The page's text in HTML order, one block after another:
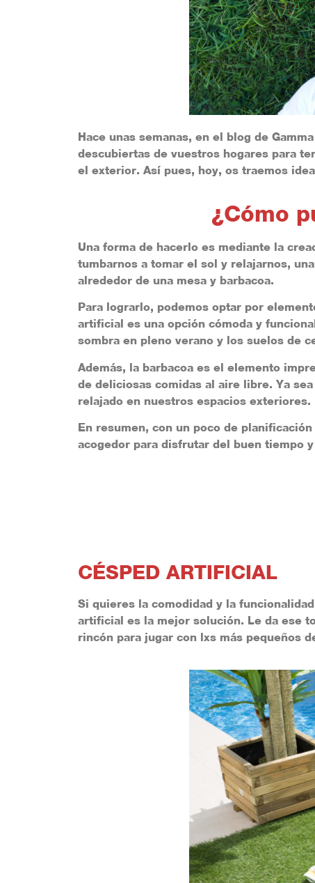
Hace unas semanas, en el blog de Gamma
descubiertas de vuestros hogares para
el exterior. Así pues, hoy, os traemos
¿Cómo
Una forma de hacerlo es mediante la
tumbarnos a tomar el sol y relajarnos,
alrededor de una mesa y barbacoa.
Para lograrlo, podemos optar por
artificial es una opción cómoda y
sombra en pleno verano y los suelos de
Además, la barbacoa es el elemento
de deliciosas comidas al aire libre. Ya
relajado en nuestros espacios exteriores.
En resumen, con un poco de
acogedor para disfrutar del buen tiempo
CÉSPED ARTIFICIAL
Si quieres la comodidad y la
artificial es la mejor solución. Le da ese
rincón para jugar con lxs más pequeños